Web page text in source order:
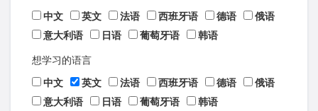
中文
英文 法语 西班牙语 德语
俄语
意大利语
日语 葡萄牙语 韩语
想学习的语言
中文
英文 法语 西班牙语 德语
俄语
意大利语
日语 葡萄牙语 韩语